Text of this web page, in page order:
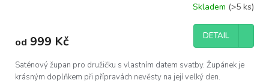
Skladem (>5 ks)
od 999 Kč DETAIL
Saténový župan pro družičku s vlastním datem svatby. Župánek je
krásným doplňkem při přípravách nevěsty na její velký den.